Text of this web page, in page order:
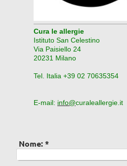
Cura le allergie
Istituto San Celestino
Via Paisiello 24
20231 Milano
Tel. Italia +39 02 70635354
E-mail: info@curaleallergie.it
Nome:*